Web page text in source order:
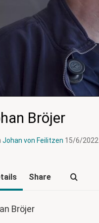
Bröjer
Johan von Feilitzen 15/6/2022
Share
Bröjer